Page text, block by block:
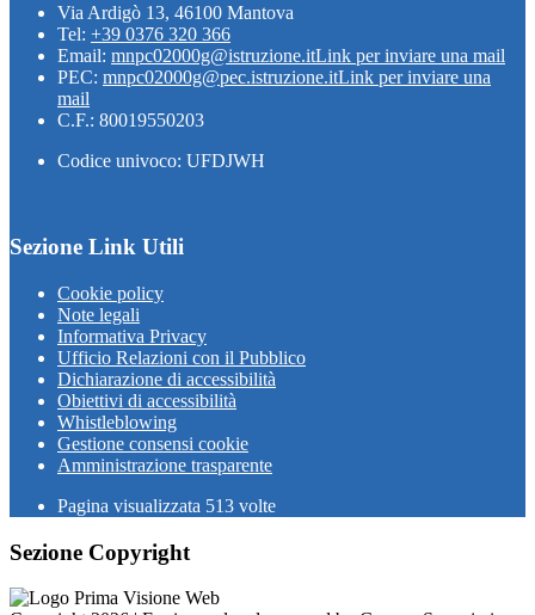
Via Ardigò 13, 46100 Mantova
Tel: +39 0376 320 366
Email: mnpc02000g@istruzione.itLink per inviare una mail
PEC: mnpc02000g@pec.istruzione.itLink per inviare una
mail
C.F.: 80019550203
Codice univoco: UFDJWH
Sezione Link Utili
Cookie policy
Note legali
Informativa Privacy
Ufficio Relazioni con il Pubblico
Dichiarazione di accessibilità
Obiettivi di accessibilità
Whistleblowing
Gestione consensi cookie
Amministrazione trasparente
Pagina visualizzata 513 volte
Sezione Copyright